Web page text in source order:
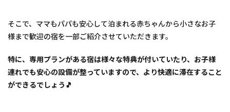
認定の
宿！
【石
川県
小松
市】
そこで、ママもパパも安心して泊まれる赤ちゃんから小さなお子
様まで歓迎の宿を一部ご紹介させていただきます。
特に、専用プランがある宿は様々な特典が付いていたり、お子様
連れでも安心の設備が整っていますので、より快適に滞在すること
ができるでしょう🎵